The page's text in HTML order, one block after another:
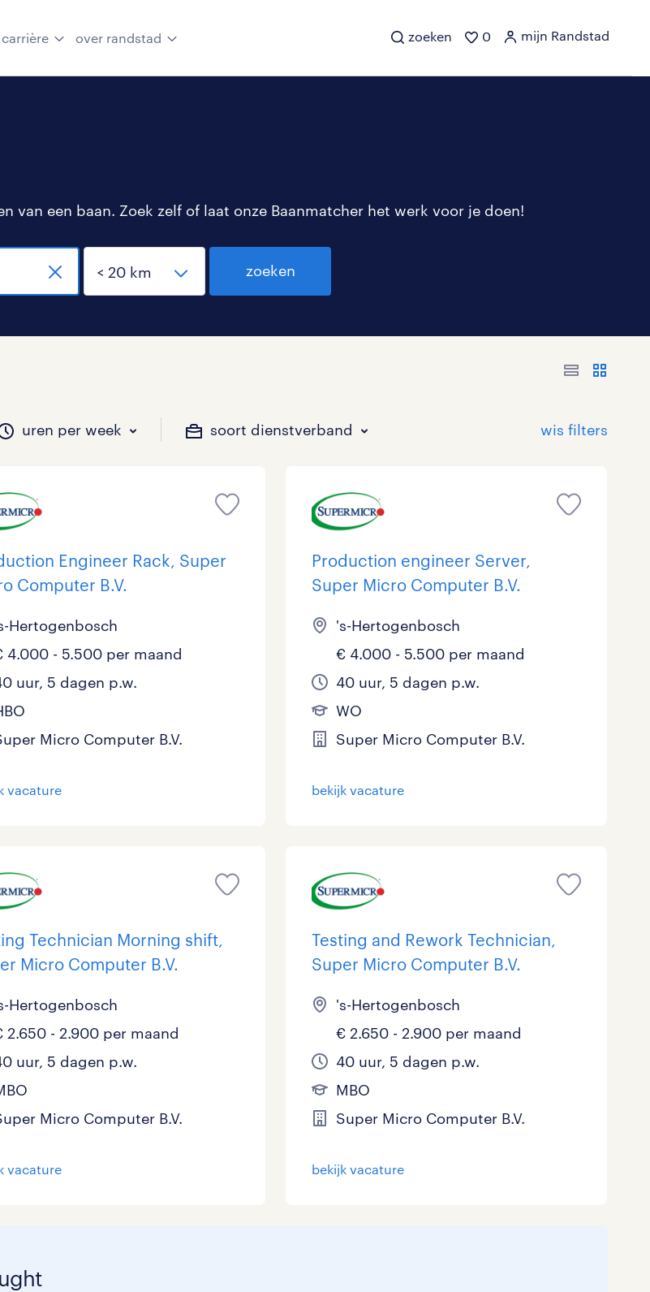
over randstad zoeken 0 mijn Randstad
van een baan. Zoek zelf of laat onze Baanmatcher het werk voor je doen!
zoeken
uren per week soort dienstverband
Commercieel / Verkoop
Horeca / Catering
/ Productie Juridisch
/ Leidinggevend Marketing & Communicatie
Overheid
/ Verpleging
HAVO/VWO
MAVO, VMBO 0 MBO
Ondersteunend onderwijs
1
0 17 - 24 uur
36 uur 0 37 - 40+ uur 6
Tijdelijk met uitzicht op vast
Engineer Rack, Super
Computer B.V.
Hertogenbosch
4.000 - 5.500 per maand
uur, 5 dagen p.w.
Micro Computer B.V.
vacature
Production engineer Server,
Super Micro Computer B.V.
's-Hertogenbosch
€ 4.000 - 5.500 per maand
40 uur, 5 dagen p.w.
WO
Super Micro Computer B.V.
bekijk vacature
Technician Morning shift,
Micro Computer B.V.
Hertogenbosch
2.650 - 2.900 per maand
uur, 5 dagen p.w.
Micro Computer B.V.
vacature
Testing and Rework Technician,
Super Micro Computer B.V.
's-Hertogenbosch
€ 2.650 - 2.900 per maand
40 uur, 5 dagen p.w.
MBO
Super Micro Computer B.V.
bekijk vacature